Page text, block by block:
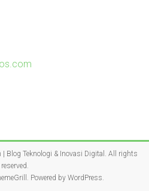
| Blog Teknologi & Inovasi Digital
. All rights
reserved.
Powered by WordPress